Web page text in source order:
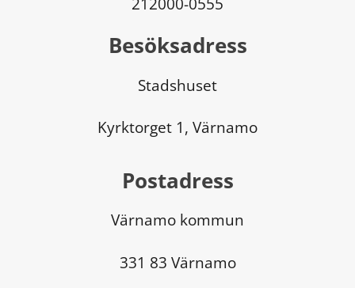
Besöksadress
Stadshuset
Kyrktorget 1, Värnamo
Postadress
Värnamo kommun
331 83 Värnamo